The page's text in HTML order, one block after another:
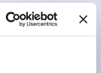
格。
一顆燈泡呈現多種